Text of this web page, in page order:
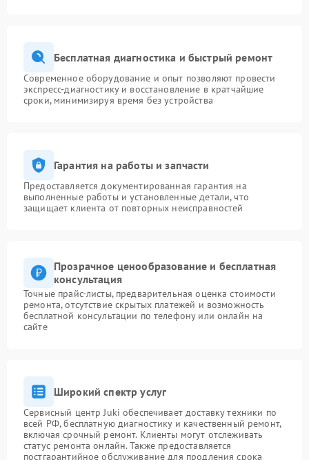
Бесплатная диагностика и быстрый ремонт
Современное оборудование и опыт позволяют провести
экспресс-диагностику и восстановление в кратчайшие
сроки, минимизируя время без устройства
Гарантия на работы и запчасти
Предоставляется документированная гарантия на
выполненные работы и установленные детали, что
защищает клиента от повторных неисправностей
Прозрачное ценообразование и бесплатная
консультация
Точные прайс-листы, предварительная оценка стоимости
ремонта, отсутствие скрытых платежей и возможность
бесплатной консультации по телефону или онлайн на
сайте
Широкий спектр услуг
Сервисный центр Juki обеспечивает доставку техники по
всей РФ, бесплатную диагностику и качественный ремонт,
включая срочный ремонт. Клиенты могут отслеживать
статус ремонта онлайн. Также предоставляется
постгарантийное обслуживание для продления срока